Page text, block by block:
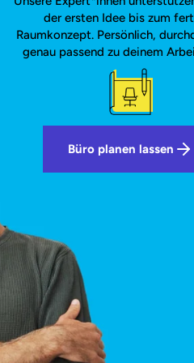
der ersten Idee bis zum
Raumkonzept. Persönlich,
genau passend zu deinem
Büro planen lassen